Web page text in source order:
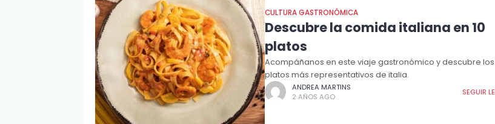
CULTURA GASTRONÓMICA
Descubre la comida italiana en 10
platos
Acompáñanos en este viaje gastronómico y descubre los
platos más representativos de italia.
ANDREA MARTINS
2 AÑOS AGO
SEGUIR